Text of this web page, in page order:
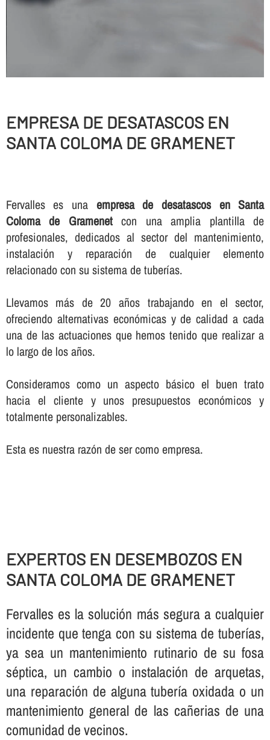
EMPRESA DE DESATASCOS EN
SANTA COLOMA DE GRAMENET
Fervalles es una empresa de desatascos en Santa
Coloma de Gramenetcon una amplia plantilla de
profesionales, dedicados al sector del mantenimiento,
instalación y reparación de cualquier elemento
relacionado con su sistema de tuberí­as.
Llevamos más de 20 años trabajando en el sector,
ofreciendo alternativas económicas y de calidad a cada
una de las actuaciones que hemos tenido que realizar a
lo largo de los años.
Consideramos como un aspecto básico el buen trato
hacia el cliente y unos presupuestos económicos y
totalmente personalizables.
Esta es nuestra razón de ser como empresa.
EXPERTOS EN DESEMBOZOS EN
SANTA COLOMA DE GRAMENET
Fervalles es la solución más segura a cualquier
incidente que tenga con su sistema de tuberí­as,
ya sea un mantenimiento rutinario de su fosa
séptica, un cambio o instalación de arquetas,
una reparación de alguna tuberí­a oxidada o un
mantenimiento general de las cañerias de una
comunidad de vecinos.